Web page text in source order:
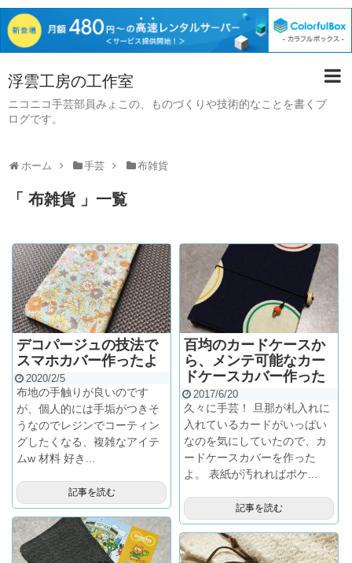
浮雲工房の工作室
ニコニコ手芸部員みょこの、ものづくりや技術的なことを書くブ
ログです。
ホーム 手芸 布雑貨
「 布雑貨 」一覧
デコパージュの技法で
スマホカバー作ったよ
2020/2/5
布地の手触りが良いのです
が、個人的には手垢がつきそ
うなのでレジンでコーティン
グしたくなる、複雑なアイテ
ムw 材料 好き...
記事を読む
百均のカードケースか
ら、メンテ可能なカー
ドケースカバー作った
2017/6/20
久々に手芸！ 旦那が札入れに
入れているカードがいっぱい
なのを気にしていたので、カ
ードケースカバーを作った
よ。 表紙が汚れればポケ...
記事を読む